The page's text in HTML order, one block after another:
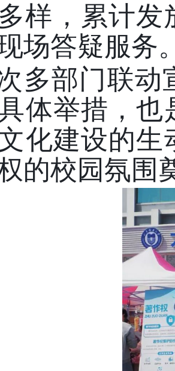
样，累计发
场答疑服务
多部门联动
体举措，也
化建设的生
的校园氛围